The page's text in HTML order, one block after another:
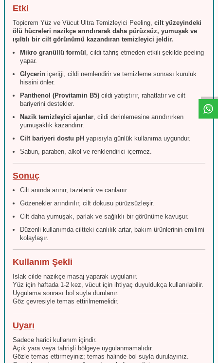
Etki
Topicrem Yüz ve Vücut Ultra Temizleyici Peeling, cilt yüzeyindeki
ölü hücreleri nazikçe arındırarak daha pürüzsüz, yumuşak ve
ışıltılı bir cilt görünümü kazandıran temizleyici jeldir.
Mikro granüllü formül , cildi tahriş etmeden etkili şekilde peeling
yapar.
Glycerin içeriği, cildi nemlendirir ve temizleme sonrası kuruluk
hissini önler.
Panthenol (Provitamin B5) cildi yatıştırır, rahatlatır ve cilt
bariyerini destekler.
Nazik temizleyici ajanlar , cildi derinlemesine arındırırken
yumuşaklık kazandırır.
Cilt bariyeri dostu pH yapısıyla günlük kullanıma uygundur.
Sabun, paraben, alkol ve renklendirici içermez.
Sonuç
Cilt anında arınır, tazelenir ve canlanır.
Gözenekler arındırılır, cilt dokusu pürüzsüzleşir.
Cilt daha yumuşak, parlak ve sağlıklı bir görünüme kavuşur.
Düzenli kullanımda ciltteki canlılık artar, bakım ürünlerinin emilimi
kolaylaşır.
Kullanım Şekli
Islak cilde nazikçe masaj yaparak uygulanır.
Yüz için haftada 1-2 kez, vücut için ihtiyaç duyuldukça kullanılabilir.
Uygulama sonrası bol suyla durulanır.
Göz çevresiyle temas ettirilmemelidir.
Uyarı
Sadece harici kullanım içindir.
Açık yara veya tahrişli bölgeye uygulanmamalıdır.
Gözle temas ettirmeyiniz; temas halinde bol suyla durulayınız.